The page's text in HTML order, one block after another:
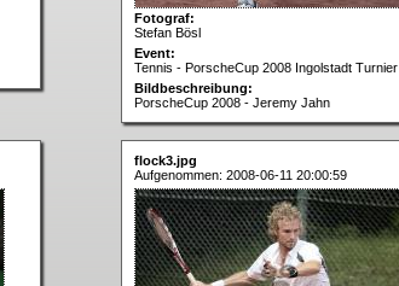
Fotograf:
Stefan Bösl
Event:
Tennis - PorscheCup 2008 Ingolstadt Turnier
Bildbeschreibung:
PorscheCup 2008 - Jeremy Jahn
flock3.jpg
Aufgenommen: 2008-06-11 20:00:59